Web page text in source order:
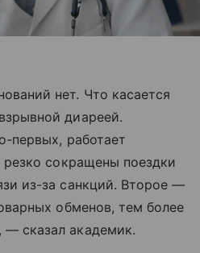
нет. Что касается
диареей.
первых, работает
резко сокращены поездки
из-за санкций. Второе —
обменов, тем более
сказал академик.